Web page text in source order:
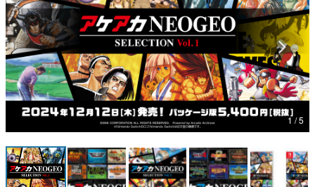
女性向け
アプリレビュー
その他
電ファミニコゲーマーとは？
運営：株式会社マレ
1 / 5